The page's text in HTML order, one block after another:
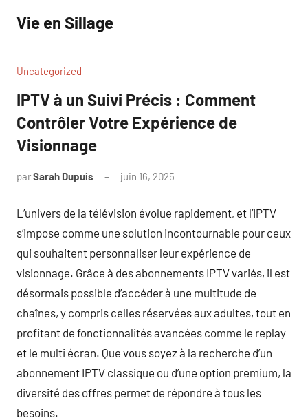
contenu
Vie en Sillage
Uncategorized
IPTV à un Suivi Précis : Comment
Contrôler Votre Expérience de
Visionnage
parSarah Dupuis juin 16, 2025
L’univers de la télévision évolue rapidement, et l’IPTV
s’impose comme une solution incontournable pour ceux
qui souhaitent personnaliser leur expérience de
visionnage. Grâce à des abonnements IPTV variés, il est
désormais possible d’accéder à une multitude de
chaînes, y compris celles réservées aux adultes, tout en
profitant de fonctionnalités avancées comme le replay
et le multi écran. Que vous soyez à la recherche d’un
abonnement IPTV classique ou d’une option premium, la
diversité des offres permet de répondre à tous les
besoins.